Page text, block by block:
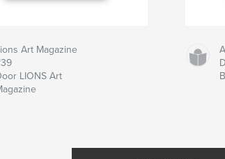
Art Magazine
LIONS Art